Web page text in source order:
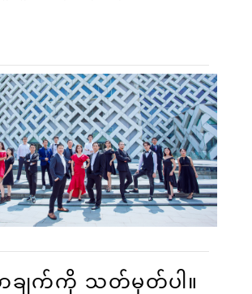
ယ်ပယ်တွင် ကျွမ်းကျင်ပိုင်နိုင်မှုနှင့်
မှုနှင့်အတူ၊ သူမသည် ကုမ္ပဏီအတွက်
အဖွဲ့များကို စဉ်ဆက်မပြတ် ပြုစု
ဖောက်သည်များနှင့်
ျားအားလုံး၏ ထိပ်တန်း ချီးကျူးမှု
က်ပြီး ပရော်ဖက်ရှင်နယ်နှင့်
ချက်ကို သတ်မှတ်ပါ။